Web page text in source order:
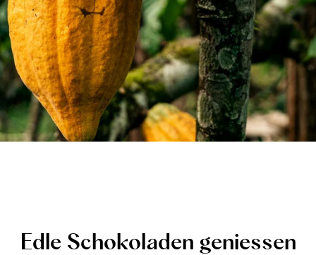
Edle Schokoladen geniessen